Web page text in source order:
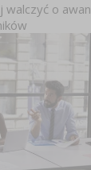
o